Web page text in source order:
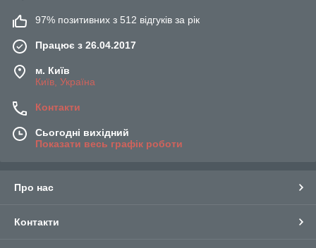
97% позитивних з 512 відгуків за рік
Працює з 26.04.2017
м. Київ
Київ, Україна
Контакти
Сьогодні вихідний
Показати весь графік роботи
Про нас
Контакти